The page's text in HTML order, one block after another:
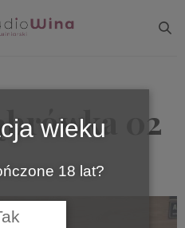
02
wieku
18 lat?